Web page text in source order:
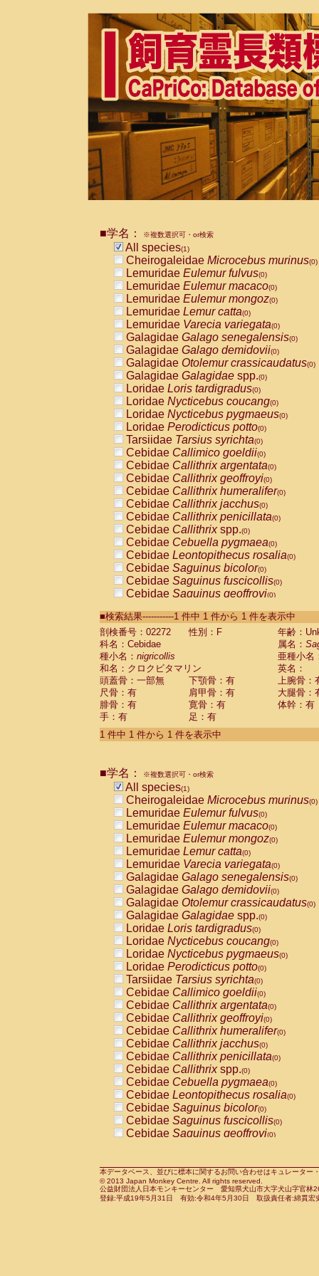
■学名： ※複数選択可・or検索
All species(1)
Cheirogaleidae Microcebus murinus(0)
Lemuridae Eulemur fulvus(0)
Lemuridae Eulemur macaco(0)
Lemuridae Eulemur mongoz(0)
Lemuridae Lemur catta(0)
Lemuridae Varecia variegata(0)
Galagidae Galago senegalensis(0)
Galagidae Galago demidovii(0)
Galagidae Otolemur crassicaudatus(0)
Galagidae Galagidae spp.(0)
Loridae Loris tardigradus(0)
Loridae Nycticebus coucang(0)
Loridae Nycticebus pygmaeus(0)
Loridae Perodicticus potto(0)
Tarsiidae Tarsius syrichta(0)
Cebidae Callimico goeldii(0)
Cebidae Callithrix argentata(0)
Cebidae Callithrix geoffroyi(0)
Cebidae Callithrix humeralifer(0)
Cebidae Callithrix jacchus(0)
Cebidae Callithrix penicillata(0)
Cebidae Callithrixspp.(0)
Cebidae Cebuella pygmaea(0)
Cebidae Leontopithecus rosalia(0)
Cebidae Saguinus bicolor(0)
Cebidae Saguinus fuscicollis(0)
Cebidae Saguinus geoffroyi(0)
CebidaeSaguinus labiatus(0)
Cebidae Saguinus leucopus (0)
Cebidae
CebidaeSaguinus mystax
CebidaeSaguinus nigricollis (1)
Cebidae Saguinus oedipus
Cebidae Saguinus weddelli
Cebidae Saguinusspp.
Cebidae Aotus trivirgatus
Cebidae Cebus albifrons
CebidaeCebus nigrivittatus
CebidaeCebus
CebidaeSaimiri boliviensis(0)
CebidaeSaimiri sciureus(0)
AtelidaeAlouatta caraya(0)
AtelidaeAlouatta fusca(0)
AtelidaeAlouatta seniculus
AtelidaeAlouattaspp.(0)
AtelidaeAteles belzebuth(0)
AtelidaeAteles geoffroyi(0)
AtelidaeAteles paniscus(0)
AtelidaeAtelesspp.(0)
Atelidae Lagothrix lagothricha
AtelidaeLagothrix lagothricha cana
PitheciidaeCacajao calvus
PitheciidaeCallicebus cupreus
PitheciidaeCallicebus donacophilus
PitheciidaeCallicebus moloch
PitheciidaeCallicebus torquatus
PitheciidaeCallicebusspp.(0)
PitheciidaeChiropotes satanas(0)
PitheciidaePithecia monachus
PitheciidaePithecia pithecia(0)
CercopithecidaeCercocebus agilis
CercopithecidaeCercocebus
CercopithecidaeCercocebus
CercopithecidaeCercocebus
CercopithecidaeCercocebus
CercopithecidaeCercocebushybrid
CercopithecidaePapio anubis(0)
CercopithecidaePapio cynocephalus
CercopithecidaePapio hamadryas(0)
■検索結果-----------1 件中 1 件から 1 件を表示中
剖検番号：02272
性別：F
年齢：
科名：Cebidae
属名：
種小名： nigricollis
亜種小名
和名：クロクビタマリン
英名：
頭蓋骨：一部無
下顎骨：有
上腕骨：
尺骨：有
肩甲骨：有
大腿骨：
腓骨：有
寛骨：有
体幹：有
手：有
足：有
1 件中 1 件から 1 件を表示中
■学名： ※複数選択可・or検索
All species(1)
Cheirogaleidae Microcebus murinus(0)
Lemuridae Eulemur fulvus(0)
Lemuridae Eulemur macaco(0)
Lemuridae Eulemur mongoz(0)
Lemuridae Lemur catta(0)
Lemuridae Varecia variegata(0)
Galagidae Galago senegalensis(0)
Galagidae Galago demidovii(0)
Galagidae Otolemur crassicaudatus(0)
Galagidae Galagidae spp.(0)
Loridae Loris tardigradus(0)
Loridae Nycticebus coucang(0)
Loridae Nycticebus pygmaeus(0)
Loridae Perodicticus potto(0)
Tarsiidae Tarsius syrichta(0)
Cebidae Callimico goeldii(0)
Cebidae Callithrix argentata(0)
Cebidae Callithrix geoffroyi(0)
Cebidae Callithrix humeralifer(0)
Cebidae Callithrix jacchus(0)
Cebidae Callithrix penicillata(0)
Cebidae Callithrixspp.(0)
Cebidae Cebuella pygmaea(0)
Cebidae Leontopithecus rosalia(0)
Cebidae Saguinus bicolor(0)
Cebidae Saguinus fuscicollis(0)
Cebidae Saguinus geoffroyi(0)
CebidaeSaguinus leucopus(0)
CebidaeSaguinus midas(0)
Cebidae Saguinus mystax(0)
本データベース、並びに標本に関するお問い合わせはキュレータ
© 2013 Japan Monkey Centre. All rights reserved.
公益財団法人日本モンキーセンター 愛知県犬山市大字犬山字官
登録:平成19年5月31日 有効:令和4年5月30日 取扱責任者:綿貫宏